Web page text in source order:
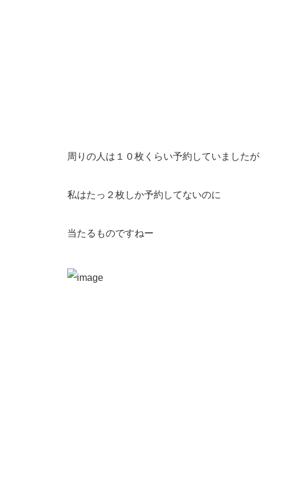
周りの人は１０枚くらい予約していましたが
私はたっ２枚しか予約してないのに
当たるものですねー